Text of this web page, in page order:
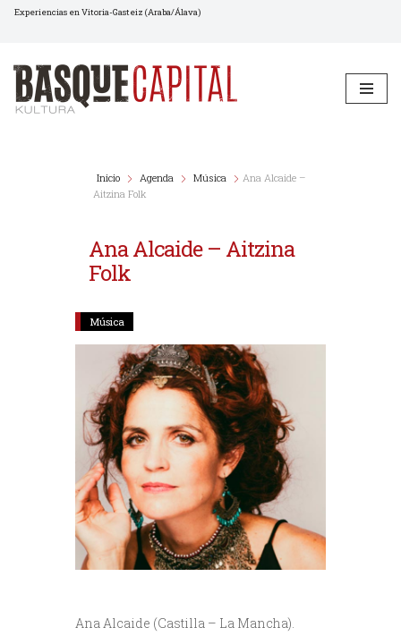
al
contenido
Experiencias en Vitoria-Gasteiz (Araba/Álava)
Inicio Agenda Música
Ana Alcaide –
Aitzina Folk
Ana Alcaide – Aitzina
Folk
Música
Ana Alcaide (Castilla – La Mancha).